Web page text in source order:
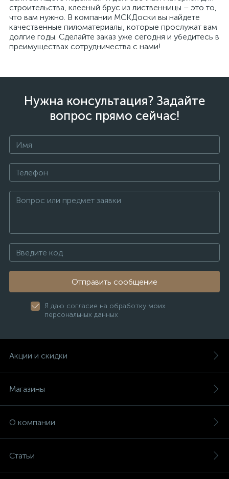
строительства, клееный брус из лиственницы – это то,
что вам нужно. В компании МСКДоски вы найдете
качественные пиломатериалы, которые прослужат вам
долгие годы. Сделайте заказ уже сегодня и убедитесь в
преимуществах сотрудничества с нами!
Нужна консультация? Задайте
вопрос прямо сейчас!
Отправить сообщение
Я даю согласие на обработку моих
персональных данных
Акции и скидки
Магазины
О компании
Статьи